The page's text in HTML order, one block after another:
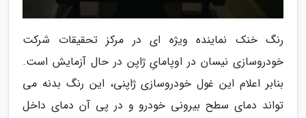
رنگ خنک نماینده ویژه ای در مرکز تحقیقات شرکت
خودروسازی نیسان در اوپامایِ ژاپن در حال آزمایش است.
بنابر اعلام این غول خودروسازی ژاپنی، این رنگ بدنه می
تواند دمای سطح بیرونی خودرو و در پی آن دمای داخل